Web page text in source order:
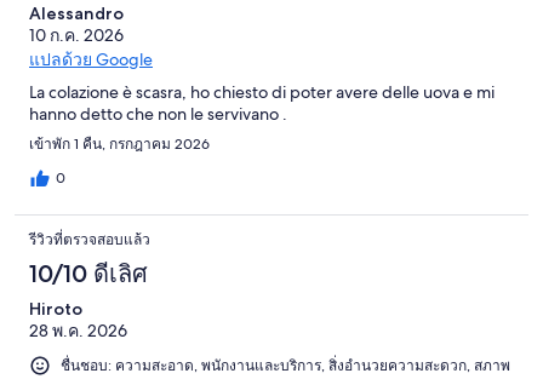
Alessandro
10 ก.ค. 2026
แปลด้วย Google
La colazione è scasra, ho chiesto di poter avere delle uova e mi
hanno detto che non le servivano .
เข้าพัก 1 คืน, กรกฎาคม 2026
0
รีวิวที่ตรวจสอบแล้ว
10/10 ดีเลิศ
Hiroto
28 พ.ค. 2026
ชื่นชอบ: ความสะอาด, พนักงานและบริการ, สิ่งอำนวยความสะดวก, สภาพ